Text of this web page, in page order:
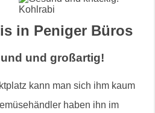
in Peniger Büros
und großartig!
kann man sich ihm kaum
haben ihn im